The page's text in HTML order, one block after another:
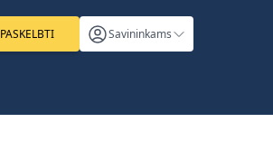
PASKELBTI Savininkams